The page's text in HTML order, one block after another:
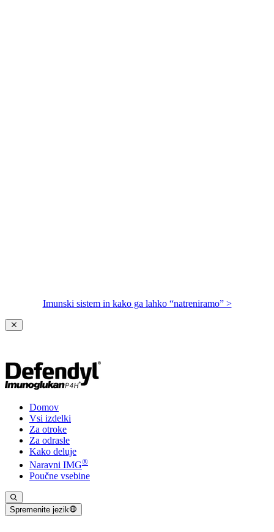
Imunski sistem in kako ga lahko “natreniramo” >
Domov
Vsi izdelki
Za otroke
Za odrasle
Kako deluje
Naravni IMG®
Poučne vsebine
Spremenite jezik